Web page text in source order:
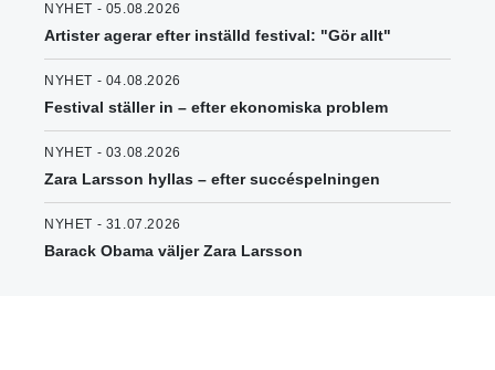
NYHET - 05.08.2026
Artister agerar efter inställd festival: "Gör allt"
NYHET - 04.08.2026
Festival ställer in – efter ekonomiska problem
NYHET - 03.08.2026
Zara Larsson hyllas – efter succéspelningen
NYHET - 31.07.2026
Barack Obama väljer Zara Larsson